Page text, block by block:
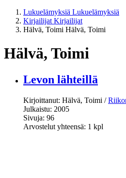
Lukuelämyksiä Lukuelämyksiä
Kirjailijat Kirjailijat
Hälvä, Toimi Hälvä, Toimi
Hälvä, Toimi
Levon lähteillä
Kirjoittanut: Hälvä, Toimi /
Julkaistu: 2005
Sivuja: 96
Arvostelut yhteensä: 1 kpl